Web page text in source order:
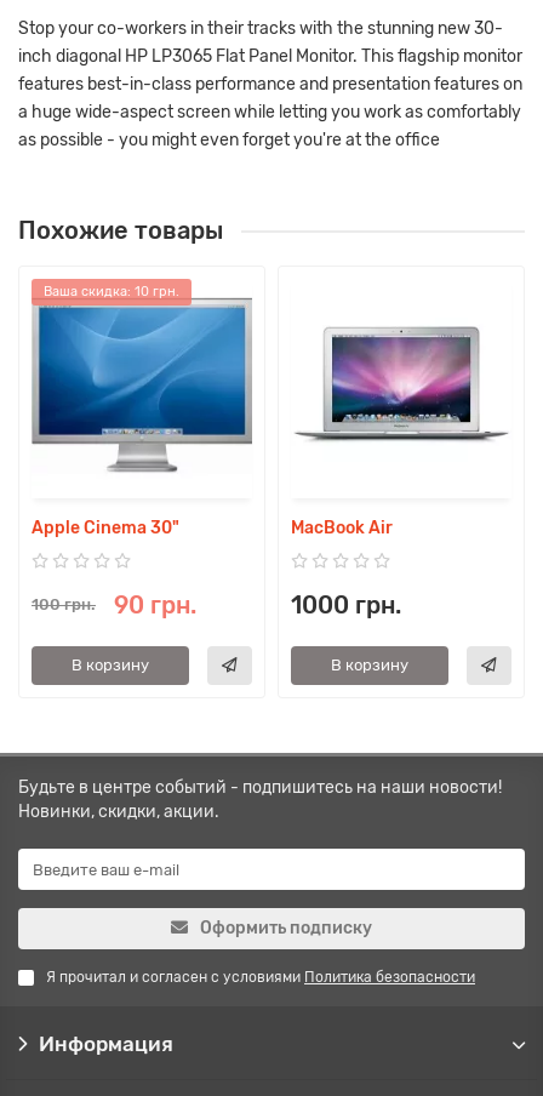
Stop your co-workers in their tracks with the stunning new 30-
inch diagonal HP LP3065 Flat Panel Monitor. This flagship monitor
features best-in-class performance and presentation features on
a huge wide-aspect screen while letting you work as comfortably
as possible - you might even forget you're at the office
Похожие товары
Ваша скидка: 10 грн.
Apple Cinema 30"
100 грн. 90 грн.
В корзину
MacBook Air
1000 грн.
В корзину
Будьте в центре событий - подпишитесь на наши новости!
Новинки, скидки, акции.
Оформить подписку
Я прочитал и согласен с условиями Политика безопасности
Информация